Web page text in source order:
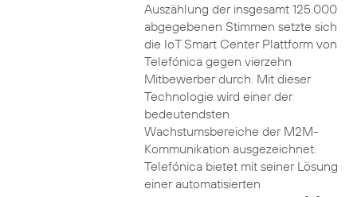
Auszählung der insgesamt 125.000
abgegebenen Stimmen setzte sich
die IoT Smart Center Plattform von
Telefónica gegen vierzehn
Mitbewerber durch. Mit dieser
Technologie wird einer der
bedeutendsten
Wachstumsbereiche der M2M-
Kommunikation ausgezeichnet.
Telefónica bietet mit seiner Lösung
einer automatisierten